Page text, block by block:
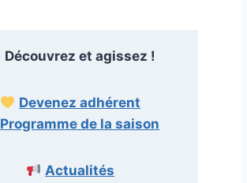
Découvrez et agissez !
Devenez adhérent
Programme de la saison
Actualités